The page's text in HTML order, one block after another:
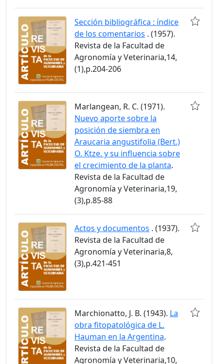
Sección bibliográfica : índice
de los comentarios . (1957).
Revista de la Facultad de
Agronomía y Veterinaria,14,
(1),p.204-206
Marlangean, R. C. (1971).
Nuevo aporte sobre la
posición de siembra en
Araucaria angustifolia (Bert.)
O. Ktze. y su influencia sobre
el crecimiento de la planta.
Revista de la Facultad de
Agronomía y Veterinaria,19,
(3),p.85-88
Actos y documentos . (1937).
Revista de la Facultad de
Agronomía y Veterinaria,8,
(3),p.421-451
Marchionatto, J. B. (1943). La
obra fitopatológica de L.
Hauman en la Argentina.
Revista de la Facultad de
Agronomía y Veterinaria,10,